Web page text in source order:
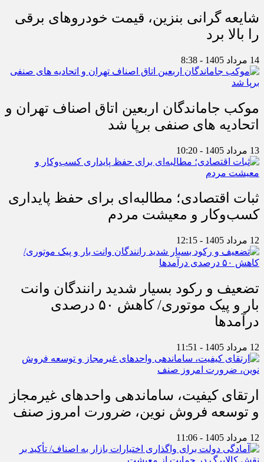
شایعه گرانی بنزین، قیمت خودروهای برقی
را بالا برد
14 مرداد 1405 - 8:38
موکب جاماندگان اربعین اتاق اصناف تهران و
اتحادیه های صنفی برپا شد
13 مرداد 1405 - 10:20
ثبات اقتصادی؛ مطالبه‌ای برای حفظ پایداری
کسب‌وکار و معیشت مردم
12 مرداد 1405 - 12:15
تضعیف و رکود بسیار شدید رانندگان وانت
بار و پیک موتوری/ کاهش ۵۰ درصدی
درآمدها
12 مرداد 1405 - 11:51
ارتقای کیفیت، ساماندهی واحدهای غیرمجاز
و توسعه فروش نوین، ضرورت امروز صنف
12 مرداد 1405 - 11:06